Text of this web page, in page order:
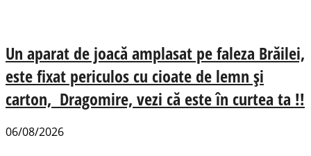
Un aparat de joacă amplasat pe faleza Brăilei,
este fixat periculos cu cioate de lemn și
carton, Dragomire, vezi că este în curtea ta !!
06/08/2026